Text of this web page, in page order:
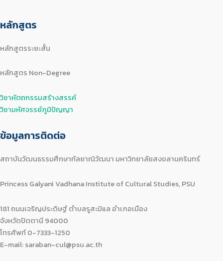
หลักสูตร
หลักสูตรระยะสั้น
หลักสูตร Non-Degree
วิชาหัตถกรรมสร้างสรรค์
วิชามหัศจรรย์ภูมิปัญญา
ข้อมูลการติดต่อ
สถาบันวัฒนธรรมศึกษากัลยาณิวัฒนา มหาวิทยาลัยสงขลานครินทร์
Princess Galyani Vadhana Institute of Cultural Studies, PSU
181 ถนนเจริญประดิษฐ์ ตำบลรูสะมิแล อำเภอเมือง
จังหวัดปัตตานี 94000
โทรศัพท์ 0-7333-1250
E-mail: saraban-cul@psu.ac.th